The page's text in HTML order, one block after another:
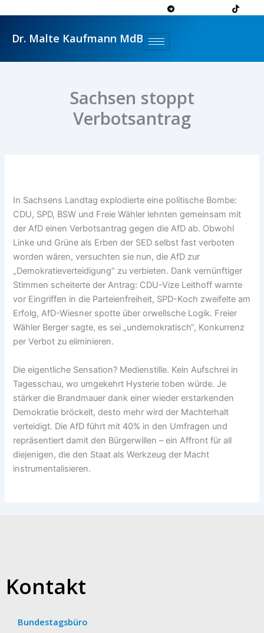
springen
Dr. Malte Kaufmann MdB
Sachsen stoppt
Verbotsantrag
In Sachsens Landtag explodierte eine politische Bombe:
CDU, SPD, BSW und Freie Wähler lehnten gemeinsam mit
der AfD einen Verbotsantrag gegen die AfD ab. Obwohl
Linke und Grüne als Erben der SED selbst fast verboten
worden wären, versuchten sie nun, die AfD zur
„Demokratieverteidigung“ zu verbieten. Dank vernünftiger
Stimmen scheiterte der Antrag: CDU-Vize Leithoff warnte
vor Eingriffen in die Parteienfreiheit, SPD-Koch zweifelte am
Erfolg, AfD-Wiesner spotte über orwellsche Logik. Freier
Wähler Berger sagte, es sei „undemokratisch“, Konkurrenz
per Verbot zu eliminieren.
Die eigentliche Sensation? Medienstille. Kein Aufschrei in
Tagesschau, wo umgekehrt Hysterie toben würde. Je
stärker die Brandmauer dank einer wieder erstarkenden
Demokratie bröckelt, desto mehr wird der Machterhalt
verteidigt. Die AfD führt mit 40% in den Umfragen und
repräsentiert damit den Bürgerwillen – ein Affront für all
diejenigen, die den Staat als Werkzeug der Macht
instrumentalisieren.
Kontakt
Bundestagsbüro